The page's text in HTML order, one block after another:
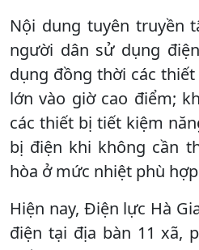
Nội dung tuyên truyền
người dân sử dụng
dụng đồng thời các
lớn vào giờ cao điểm;
các thiết bị tiết kiệm
bị điện khi không cần
hòa ở mức nhiệt phù
Hiện nay, Điện lực Hà
điện tại địa bàn 11 xã,